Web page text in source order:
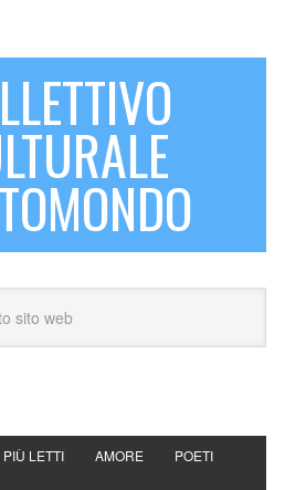
PIÙ LETTI AMORE POETI